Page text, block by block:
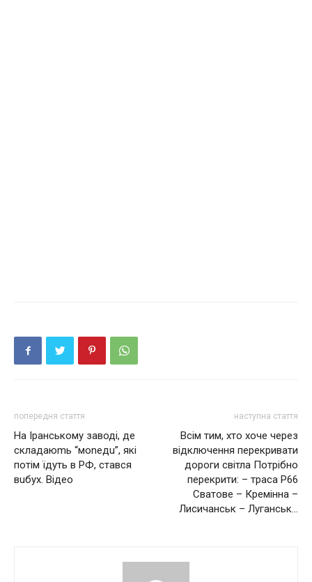
попередня стаття
На Iранському заводі, де
складаюmь “моnедu”, які
потім їдуть в РФ, стався
вuбух. Відео
наступна стаття
Всім тим, хто хоче через
відключення перекривати
дороги світла Потрібно
перекрити: – траса P66
Сватове – Кремінна –
Лисичанськ – Луганськ…